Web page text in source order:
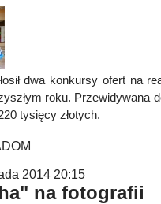
dwa konkursy ofert na
roku. Przewidywana
tysięcy złotych.
2014 20:15
na fotografii